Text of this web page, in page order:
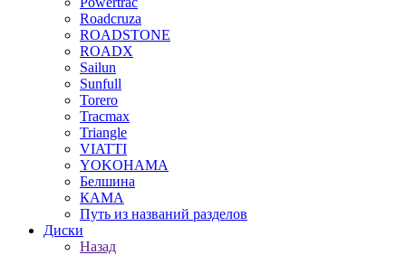
Roadcruza
ROADSTONE
ROADX
Sailun
Sunfull
Torero
Tracmax
Triangle
VIATTI
YOKOHAMA
Белшина
КАМА
Путь из названий разделов
Диски
Назад